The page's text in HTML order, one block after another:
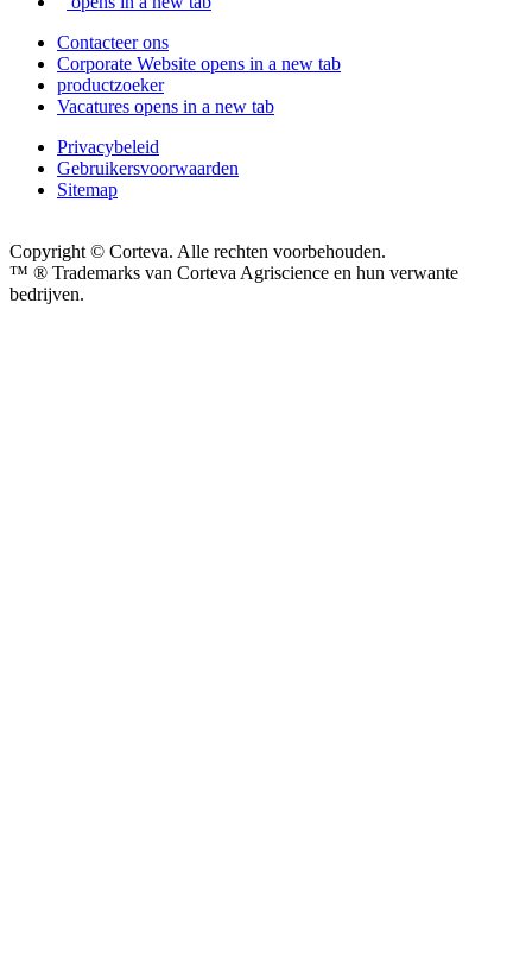
Contacteer ons
Corporate Website opens in a new tab
productzoeker
Vacatures opens in a new tab
Privacybeleid
Gebruikersvoorwaarden
Sitemap
Copyright © Corteva. Alle rechten voorbehouden.
™ ® Trademarks van Corteva Agriscience en hun verwante
bedrijven.